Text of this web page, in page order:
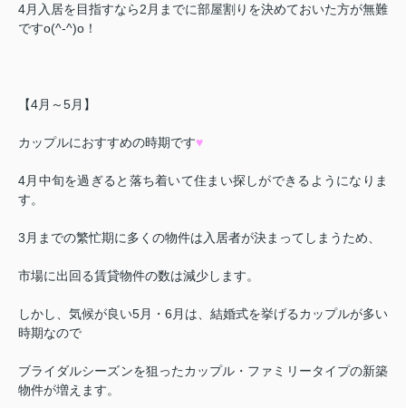
4月入居を目指すなら2 月までに部屋割りを決めておいた方が無難
ですo(^-^)o！
【4月～5月】
カップルにおすすめの時期です♥
4月中旬を過ぎると落ち着いて住まい探しができるようになりま
す。
3 月までの繁忙期に多くの物件は入居者が決まってしまうため、
市場に出回る賃貸物件の数は減少します。
しかし、気候が良い5月・ 6 月は、結婚式を挙げるカップルが多い
時期なので
ブライダルシーズンを狙ったカップル・ファミリータイプの新築
物件が増えます。